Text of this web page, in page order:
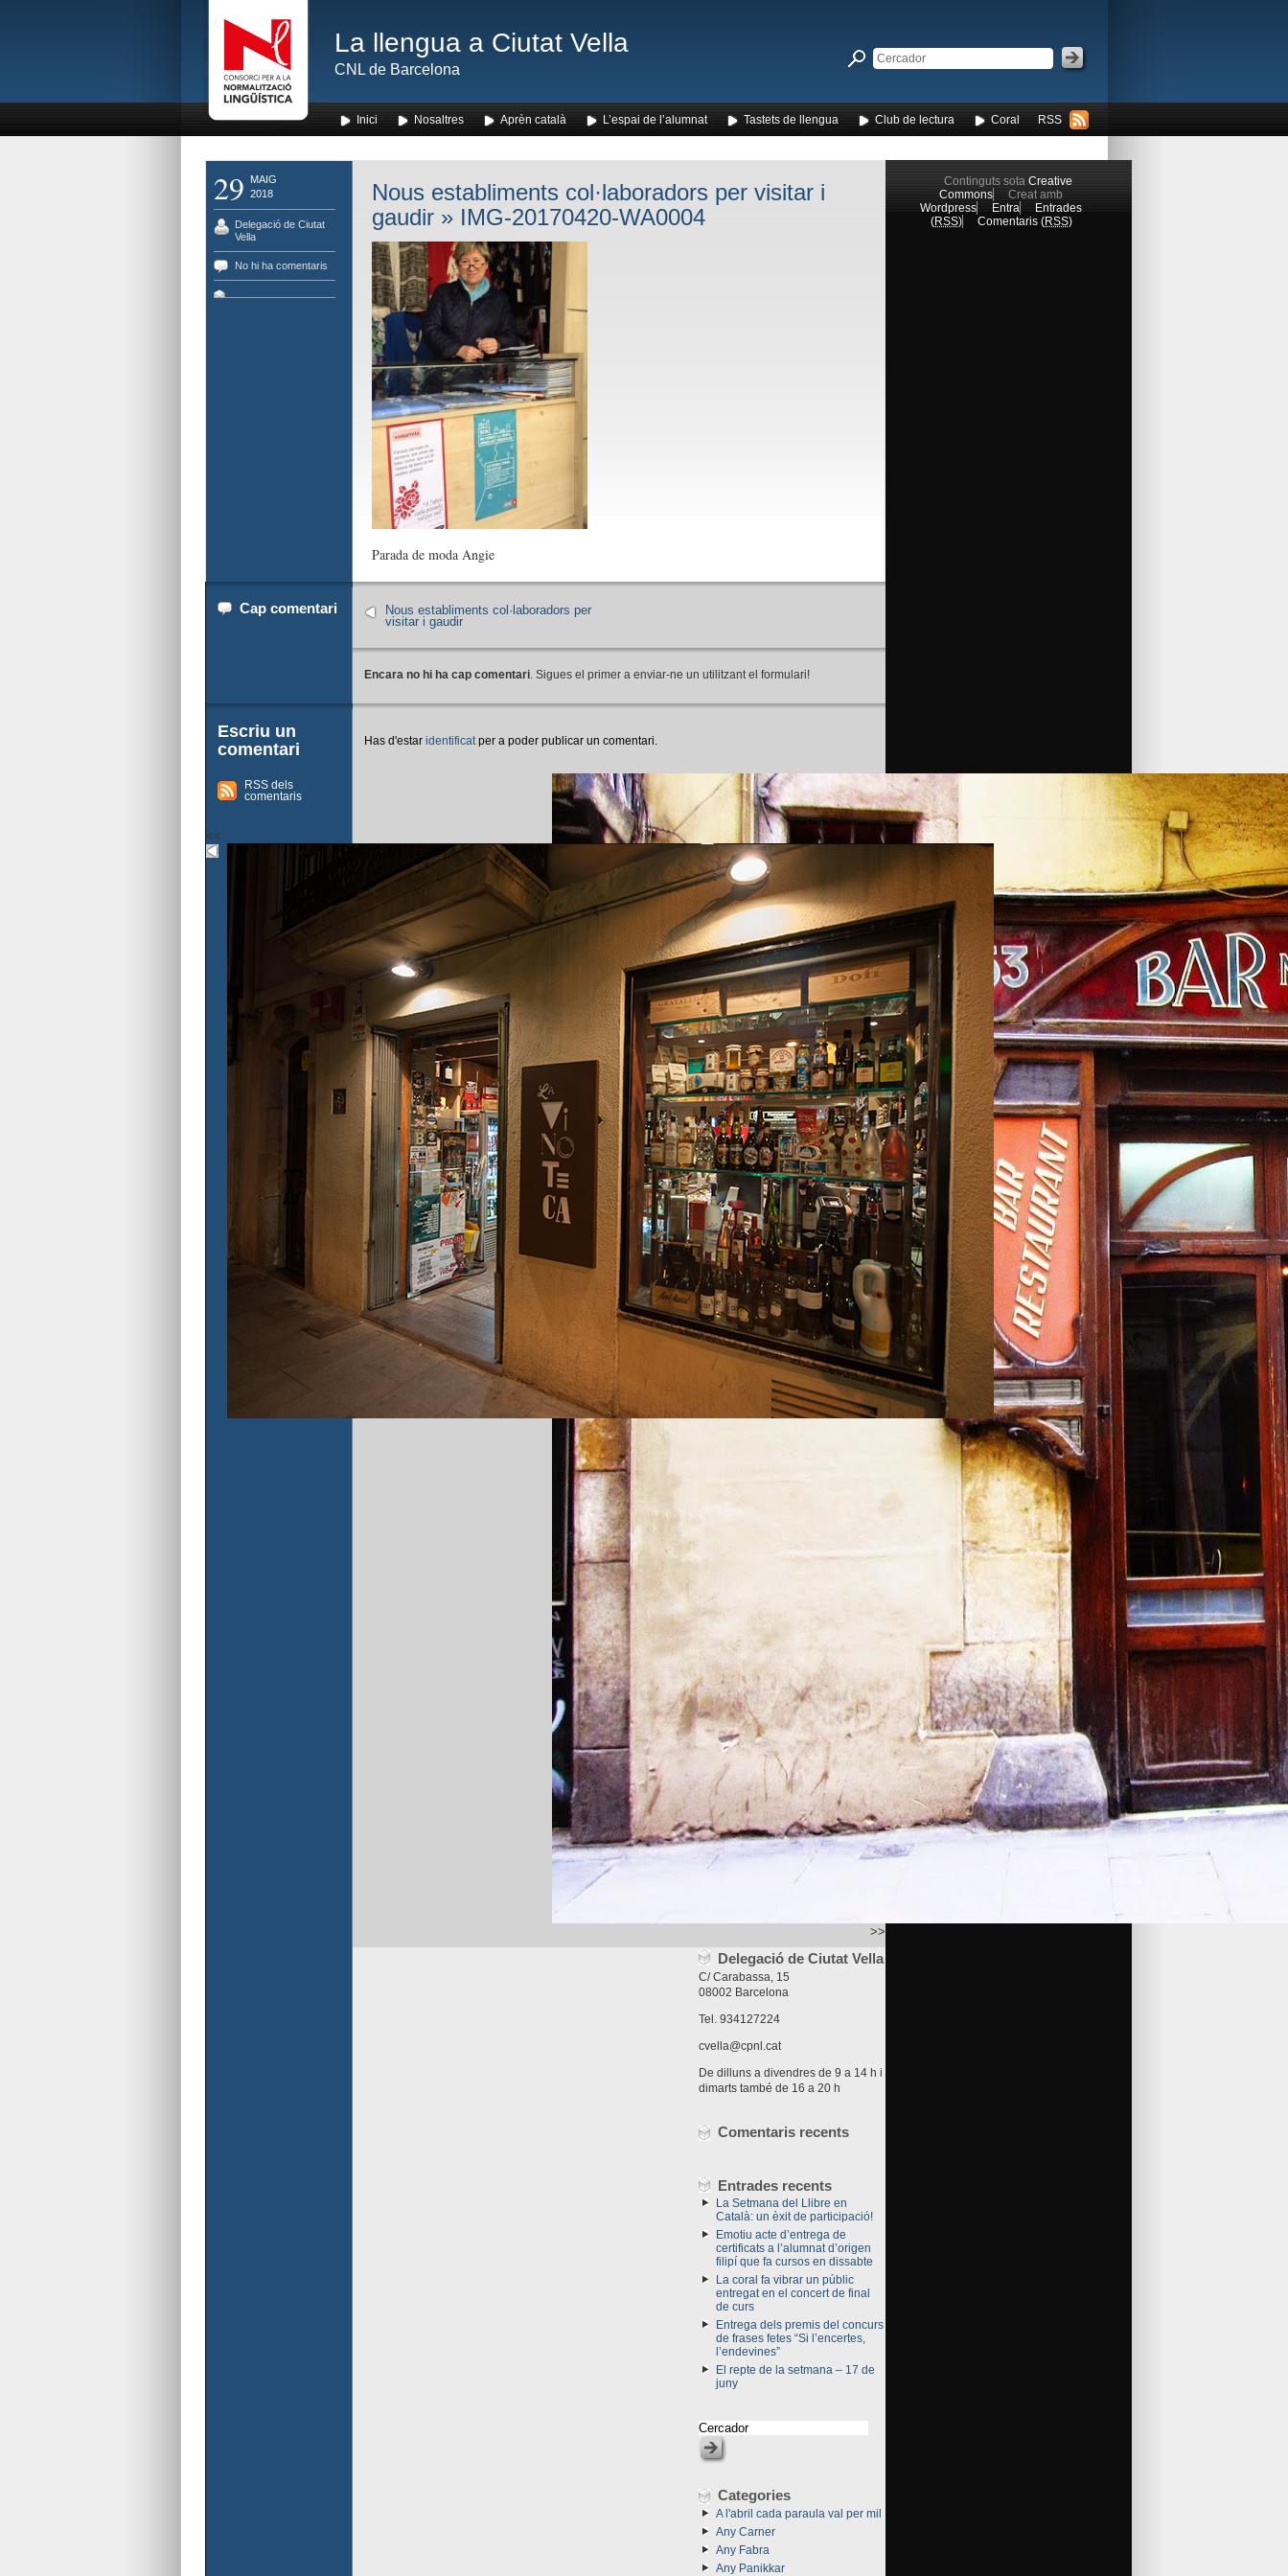
La llengua a Ciutat Vella
CNL de Barcelona
RSS
Inici Nosaltres Aprèn català L’espai de l’alumnat Tastets de llengua Club de lectura Coral
29
MAIG
2018
Delegació de Ciutat
Vella
No hi ha comentaris
Nous establiments col·laboradors per visitar i
gaudir» IMG-20170420-WA0004
Parada de moda Angie
Cap comentari
Nous establiments col·laboradors per
visitar i gaudir
Encara no hi ha cap comentari. Sigues el primer a enviar-ne un utilitzant el formulari!
Escriu un
comentari
RSS dels
comentaris
Has d'estar identificatper a poder publicar un comentari.
>>
<<
Delegació de Ciutat Vella
C/ Carabassa, 15
08002 Barcelona
Tel. 934127224
cvella@cpnl.cat
De dilluns a divendres de 9 a 14 h i
dimarts també de 16 a 20 h
Comentaris recents
Entrades recents
La Setmana del Llibre en
Català: un èxit de participació!
Emotiu acte d’entrega de
certificats a l’alumnat d’origen
filipí que fa cursos en dissabte
La coral fa vibrar un públic
entregat en el concert de final
de curs
Entrega dels premis del concurs
de frases fetes “Si l’encertes,
l’endevines”
El repte de la setmana – 17 de
juny
Categories
A l'abril cada paraula val per mil
Any Carner
Any Fabra
Any Panikkar
Continguts sota Creative
Commons
Creat amb
Wordpress
Entra
Entrades
(RSS) Comentaris (RSS)